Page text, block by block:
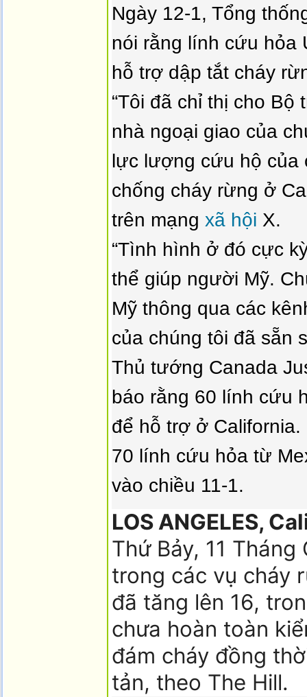
Ngày 12-1, Tổng
nói rằng lính cứu hỏa
hỗ trợ dập tắt cháy
“Tôi đã chỉ thị cho Bộ
nhà ngoại giao của
lực lượng cứu hộ của
chống cháy rừng ở
trên mạng xã hội X.
“Tình hình ở đó cực
thể giúp người Mỹ.
Mỹ thông qua các
của chúng tôi đã sẵn
Thủ tướng Canada
báo rằng 60 lính cứu
để hỗ trợ ở California.
70 lính cứu hỏa từ
vào chiều 11-1.
LOS ANGELES,
Thứ Bảy, 11
trong các vụ cháy
đã tăng lên 16,
chưa hoàn toàn
đám cháy đồng
tản, theo The Hill.